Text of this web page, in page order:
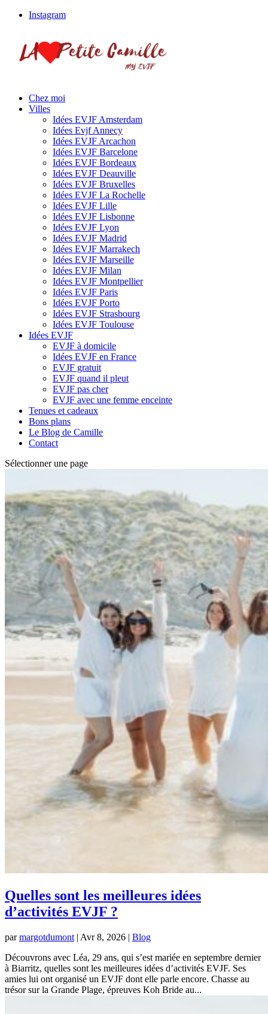
Instagram
Chez moi
Villes
Idées EVJF Amsterdam
Idées Evjf Annecy
Idées EVJF Arcachon
Idées EVJF Barcelone
Idées EVJF Bordeaux
Idées EVJF Deauville
Idées EVJF Bruxelles
Idées EVJF La Rochelle
Idées EVJF Lille
Idées EVJF Lisbonne
Idées EVJF Lyon
Idées EVJF Madrid
Idées EVJF Marrakech
Idées EVJF Marseille
Idées EVJF Milan
Idées EVJF Montpellier
Idées EVJF Paris
Idées EVJF Porto
Idées EVJF Strasbourg
Idées EVJF Toulouse
Idées EVJF
EVJF à domicile
Idées EVJF en France
EVJF gratuit
EVJF quand il pleut
EVJF pas cher
EVJF avec une femme enceinte
Tenues et cadeaux
Bons plans
Le Blog de Camille
Contact
Sélectionner une page
Quelles sont les meilleures idées
d’activités EVJF ?
parmargotdumont | Avr 8, 2026 | Blog
Découvrons avec Léa, 29 ans, qui s’est mariée en septembre dernier
à Biarritz, quelles sont les meilleures idées d’activités EVJF. Ses
amies lui ont organisé un EVJF dont elle parle encore. Chasse au
trésor sur la Grande Plage, épreuves Koh Bride au...